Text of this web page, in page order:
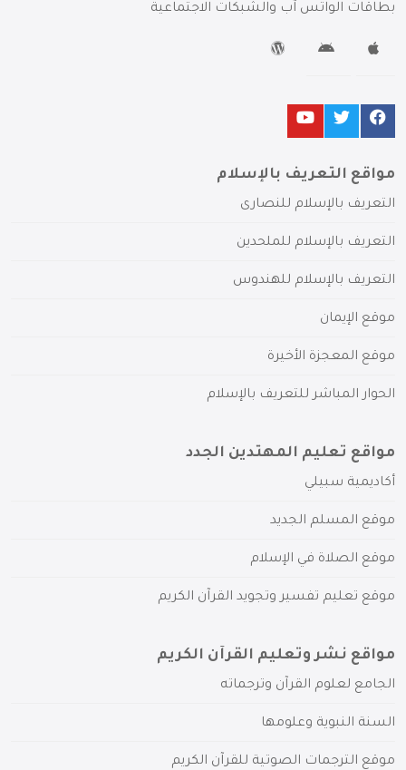
بطاقات الواتس آب والشبكات الاجتماعية
مواقع التعريف بالإسلام
التعريف بالإسلام للنصارى
التعريف بالإسلام للملحدين
التعريف بالإسلام للهندوس
موقع الإيمان
موقع المعجزة الأخيرة
الحوار المباشر للتعريف بالإسلام
مواقع تعليم المهتدين الجدد
أكاديمية سبيلي
موقع المسلم الجديد
موقع الصلاة في الإسلام
موقع تعليم تفسير وتجويد القرآن الكريم
مواقع نشر وتعليم القرآن الكريم
الجامع لعلوم القرآن وترجماته
السنة النبوية وعلومها
موقع الترجمات الصوتية للقرآن الكريم